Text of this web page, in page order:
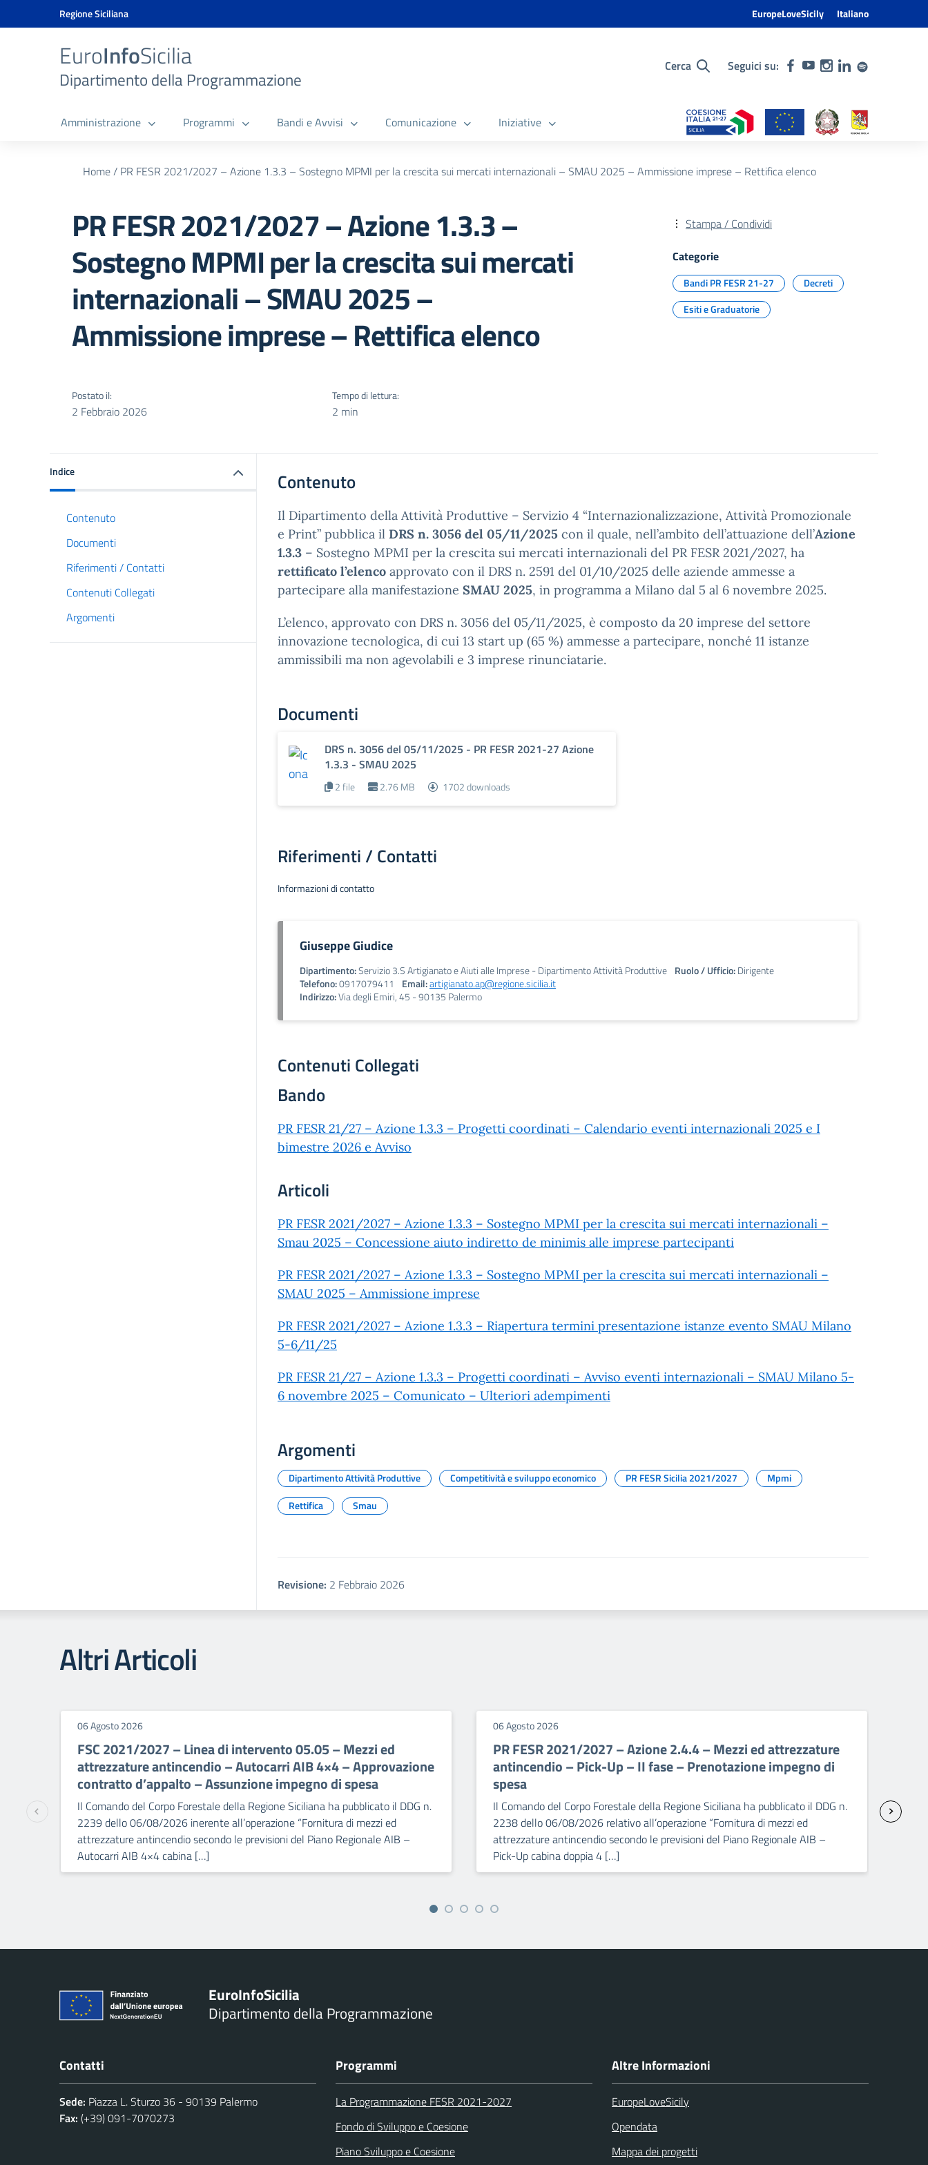
Vai ai contenuti
Vai al menu di navigazione
Vai al banner delle Cookie Policy
Regione Siciliana EuropeLoveSicily Italiano
EuroInfoSicilia
Dipartimento della Programmazione
Cerca Seguici su:
Amministrazione Programmi Bandi e Avvisi Comunicazione Iniziative
Home/ PR FESR 2021/2027 – Azione 1.3.3 – Sostegno MPMI per la crescita sui mercati internazionali – SMAU 2025 – Ammissione imprese – Rettifica elenco
PR FESR 2021/2027 – Azione 1.3.3 –
Sostegno MPMI per la crescita sui mercati
internazionali – SMAU 2025 –
Ammissione imprese – Rettifica elenco
Postato il:
2 Febbraio 2026
Tempo di lettura:
2 min
Stampa / Condividi
Categorie
Bandi PR FESR 21-27
Decreti
Esiti e Graduatorie
Indice
Contenuto
Documenti
Riferimenti / Contatti
Contenuti Collegati
Argomenti
Contenuto
Il Dipartimento della Attività Produttive – Servizio 4 “Internazionalizzazione, Attività Promozionale
e Print” pubblica il DRS n. 3056 del 05/11/2025 con il quale, nell’ambito dell’attuazione dell’Azione
1.3.3 – Sostegno MPMI per la crescita sui mercati internazionali del PR FESR 2021/2027, ha
rettificato l’elenco approvato con il DRS n. 2591 del 01/10/2025 delle aziende ammesse a
partecipare alla manifestazione SMAU 2025, in programma a Milano dal 5 al 6 novembre 2025.
L’elenco, approvato con DRS n. 3056 del 05/11/2025, è composto da 20 imprese del settore
innovazione tecnologica, di cui 13 start up (65 %) ammesse a partecipare, nonché 11 istanze
ammissibili ma non agevolabili e 3 imprese rinunciatarie.
Documenti
DRS n. 3056 del 05/11/2025 - PR FESR 2021-27 Azione
1.3.3 - SMAU 2025
2 file 2.76 MB 1702 downloads
Riferimenti / Contatti
Informazioni di contatto
Giuseppe Giudice
Dipartimento:Servizio 3.S Artigianato e Aiuti alle Imprese - Dipartimento Attività Produttive Ruolo / Ufficio:Dirigente
Telefono:0917079411 Email:artigianato.ap@regione.sicilia.it
Indirizzo:Via degli Emiri, 45 - 90135 Palermo
Contenuti Collegati
Bando
PR FESR 21/27 – Azione 1.3.3 – Progetti coordinati – Calendario eventi internazionali 2025 e I
bimestre 2026 e Avviso
Articoli
PR FESR 2021/2027 – Azione 1.3.3 – Sostegno MPMI per la crescita sui mercati internazionali –
Smau 2025 – Concessione aiuto indiretto de minimis alle imprese partecipanti
PR FESR 2021/2027 – Azione 1.3.3 – Sostegno MPMI per la crescita sui mercati internazionali –
SMAU 2025 – Ammissione imprese
PR FESR 2021/2027 – Azione 1.3.3 – Riapertura termini presentazione istanze evento SMAU Milano
5-6/11/25
PR FESR 21/27 – Azione 1.3.3 – Progetti coordinati – Avviso eventi internazionali – SMAU Milano 5-
6 novembre 2025 – Comunicato – Ulteriori adempimenti
Argomenti
Dipartimento Attività Produttive Competitività e sviluppo economico PR FESR Sicilia 2021/2027
Mpmi
Rettifica
Smau
Revisione: 2 Febbraio 2026
Altri Articoli
06 Agosto 2026
FSC 2021/2027 – Linea di intervento 05.05 – Mezzi ed
attrezzature antincendio – Autocarri AIB 4×4 – Approvazione
contratto d’appalto – Assunzione impegno di spesa
Il Comando del Corpo Forestale della Regione Siciliana ha pubblicato il DDG n.
2239 dello 06/08/2026 inerente all’operazione “Fornitura di mezzi ed
attrezzature antincendio secondo le previsioni del Piano Regionale AIB –
Autocarri AIB 4×4 cabina […]
06 Agosto 2026
PR FESR 2021/2027 – Azione 2.4.4 – Mezzi ed attrezzature
antincendio – Pick-Up – II fase – Prenotazione impegno di
spesa
Il Comando del Corpo Forestale della Regione Siciliana ha pubblicato il DDG n.
2238 dello 06/08/2026 relativo all’operazione “Fornitura di mezzi ed
attrezzature antincendio secondo le previsioni del Piano Regionale AIB –
Pick-Up cabina doppia 4 […]
EuroInfoSicilia
Dipartimento della Programmazione
Contatti
Sede: Piazza L. Sturzo 36 - 90139 Palermo
Fax: (+39) 091-7070273
Programmi
La Programmazione FESR 2021-2027
Fondo di Sviluppo e Coesione
Piano Sviluppo e Coesione
Altre Informazioni
EuropeLoveSicily
Opendata
Mappa dei progetti